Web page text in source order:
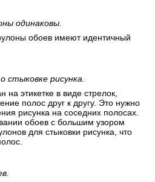
одинаковы.
обоев имеют идентичный
рисунка.
на этикетке в виде стрелок,
полос друг к другу. Это нужно
рисунка на соседних полосах.
обоев с большим узором
для стыковки рисунка, что